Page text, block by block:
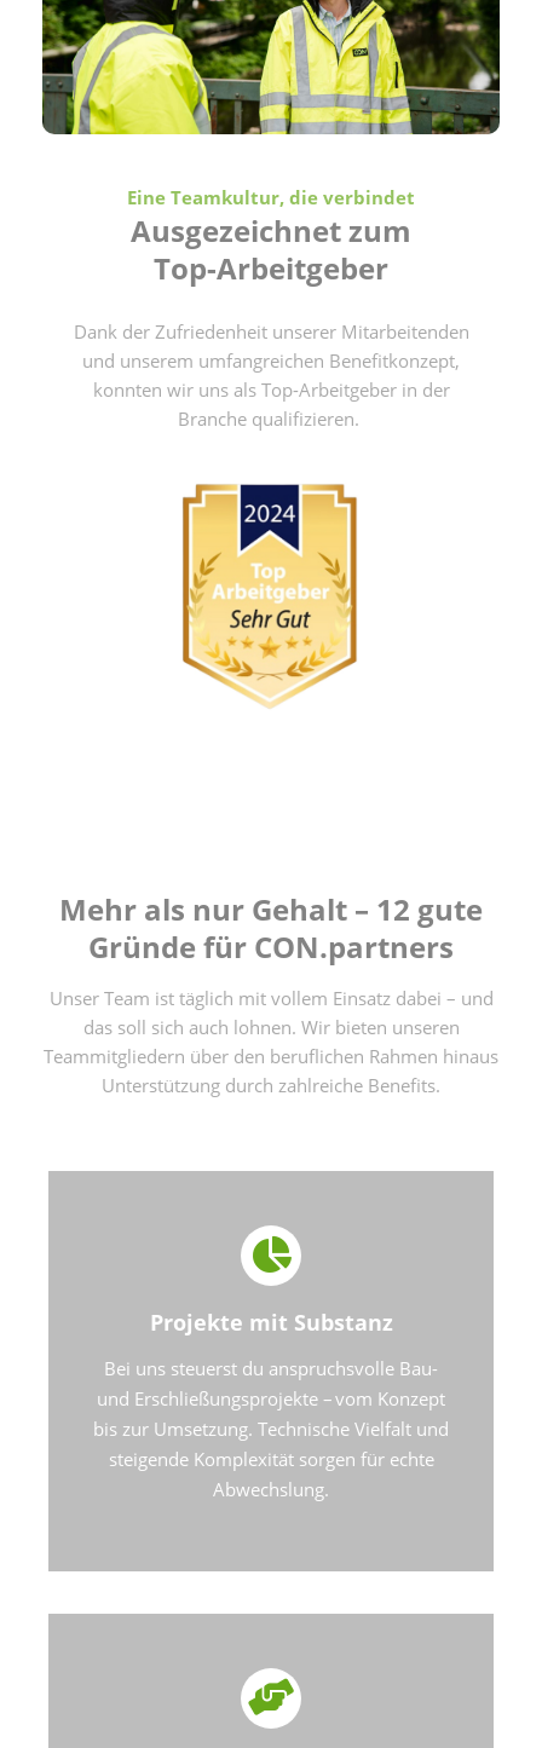
Eine Teamkultur, die verbindet
Ausgezeichnet zum
Top-Arbeitgeber
Dank der Zufriedenheit unserer Mitarbeitenden
und unserem umfangreichen Benefitkonzept,
konnten wir uns als Top-Arbeitgeber in der
Branche qualifizieren.
Mehr als nur Gehalt – 12 gute
Gründe für CON.partners
Unser Team ist täglich mit vollem Einsatz dabei – und
das soll sich auch lohnen. Wir bieten unseren
Teammitgliedern über den beruflichen Rahmen hinaus
Unterstützung durch zahlreiche Benefits.
Projekte mit Substanz
Bei uns steuerst du anspruchsvolle Bau-
und Erschließungsprojekte – vom Konzept
bis zur Umsetzung. Technische Vielfalt und
steigende Komplexität sorgen für echte
Abwechslung.